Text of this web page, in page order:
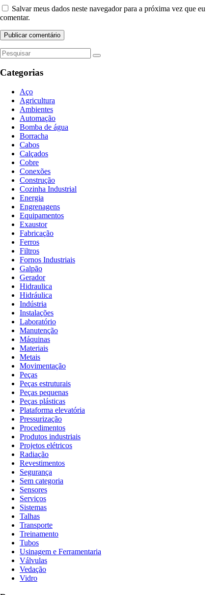
Salvar meus dados neste navegador para a próxima vez que eu
comentar.
Categorias
Aço
Agricultura
Ambientes
Automação
Bomba de água
Borracha
Cabos
Calçados
Cobre
Conexões
Construção
Cozinha Industrial
Energia
Engrenagens
Equipamentos
Exaustor
Fabricação
Ferros
Filtros
Fornos Industriais
Galpão
Gerador
Hidraulica
Hidráulica
Indústria
Instalações
Laboratório
Manutenção
Máquinas
Materiais
Metais
Movimentação
Peças
Peças estruturais
Peças pequenas
Peças plásticas
Plataforma elevatória
Pressurização
Procedimentos
Produtos industriais
Projetos elétricos
Radiação
Revestimentos
Segurança
Sem categoria
Sensores
Serviços
Sistemas
Talhas
Transporte
Treinamento
Tubos
Usinagem e Ferramentaria
Válvulas
Vedação
Vidro